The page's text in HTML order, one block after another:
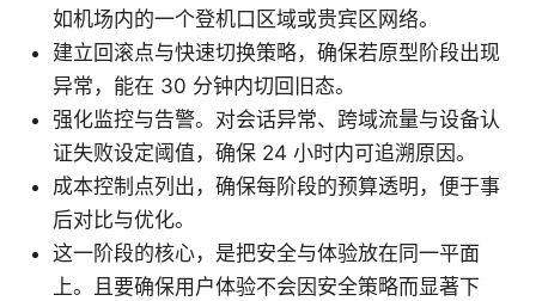
如机场内的一个登机口区域或贵宾区网络。
建立回滚点与快速切换策略，确保若原型阶段出现
异常，能在 30 分钟内切回旧态。
强化监控与告警。对会话异常、跨域流量与设备认
证失败设定阈值，确保 24 小时内可追溯原因。
成本控制点列出，确保每阶段的预算透明，便于事
后对比与优化。
这一阶段的核心，是把安全与体验放在同一平面
上。且要确保用户体验不会因安全策略而显著下